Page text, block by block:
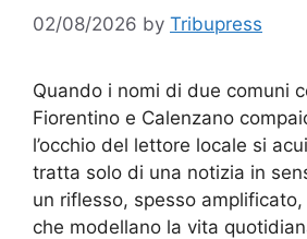
02/08/2026 by Tribupress
Quando i nomi di due comuni
Fiorentino e Calenzano
l’occhio del lettore locale si
tratta solo di una notizia in
un riflesso, spesso
che modellano la vita